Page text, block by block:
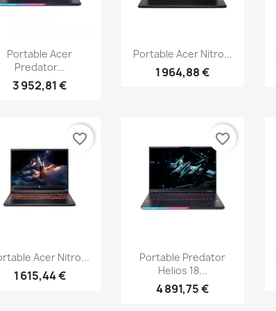
Aperçu rapide
Portable Acer
Predator...
3 952,81 €
Aperçu rapide
Portable Acer Nitro...
1 964,88 €
Aperçu rapide
Acer Nitro...
1 615,44 €
favorite_border
Aperçu rapide
Portable Predator
Helios 18...
4 891,75 €
favorite_border